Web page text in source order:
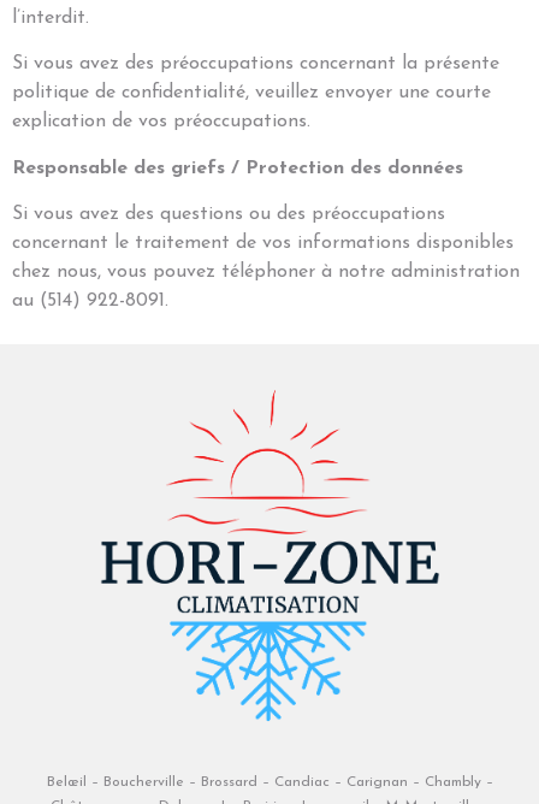
l’interdit.
Si vous avez des préoccupations concernant la présente
politique de confidentialité, veuillez envoyer une courte
explication de vos préoccupations.
Responsable des griefs / Protection des données
Si vous avez des questions ou des préoccupations
concernant le traitement de vos informations disponibles
chez nous, vous pouvez téléphoner à notre administration
au (514) 922-8091.
Belœil – Boucherville – Brossard – Candiac – Carignan – Chambly –